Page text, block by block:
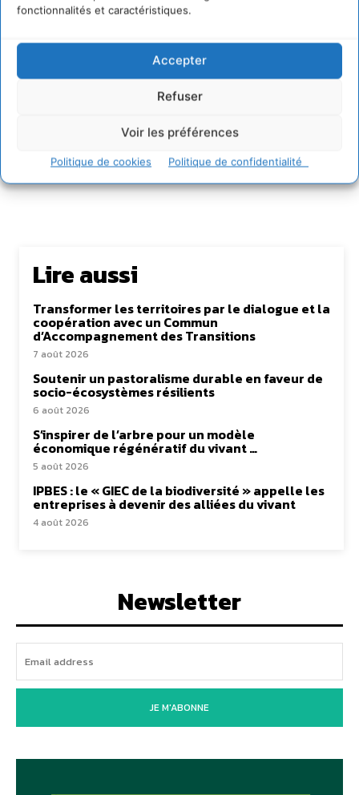
fonctionnalités et caractéristiques.
Accepter
Refuser
Voir les préférences
Politique de cookies Politique de confidentialité
https://cdurable.info
Journaliste de solutions écologiques et sociales en
Occitanie.
Lire aussi
Transformer les territoires par le dialogue et la
coopération avec un Commun
d’Accompagnement des Transitions
7 août 2026
Soutenir un pastoralisme durable en faveur de
socio-écosystèmes résilients
6 août 2026
S’inspirer de l’arbre pour un modèle
économique régénératif du vivant …
5 août 2026
IPBES : le « GIEC de la biodiversité » appelle les
entreprises à devenir des alliées du vivant
4 août 2026
Newsletter
JE M'ABONNE